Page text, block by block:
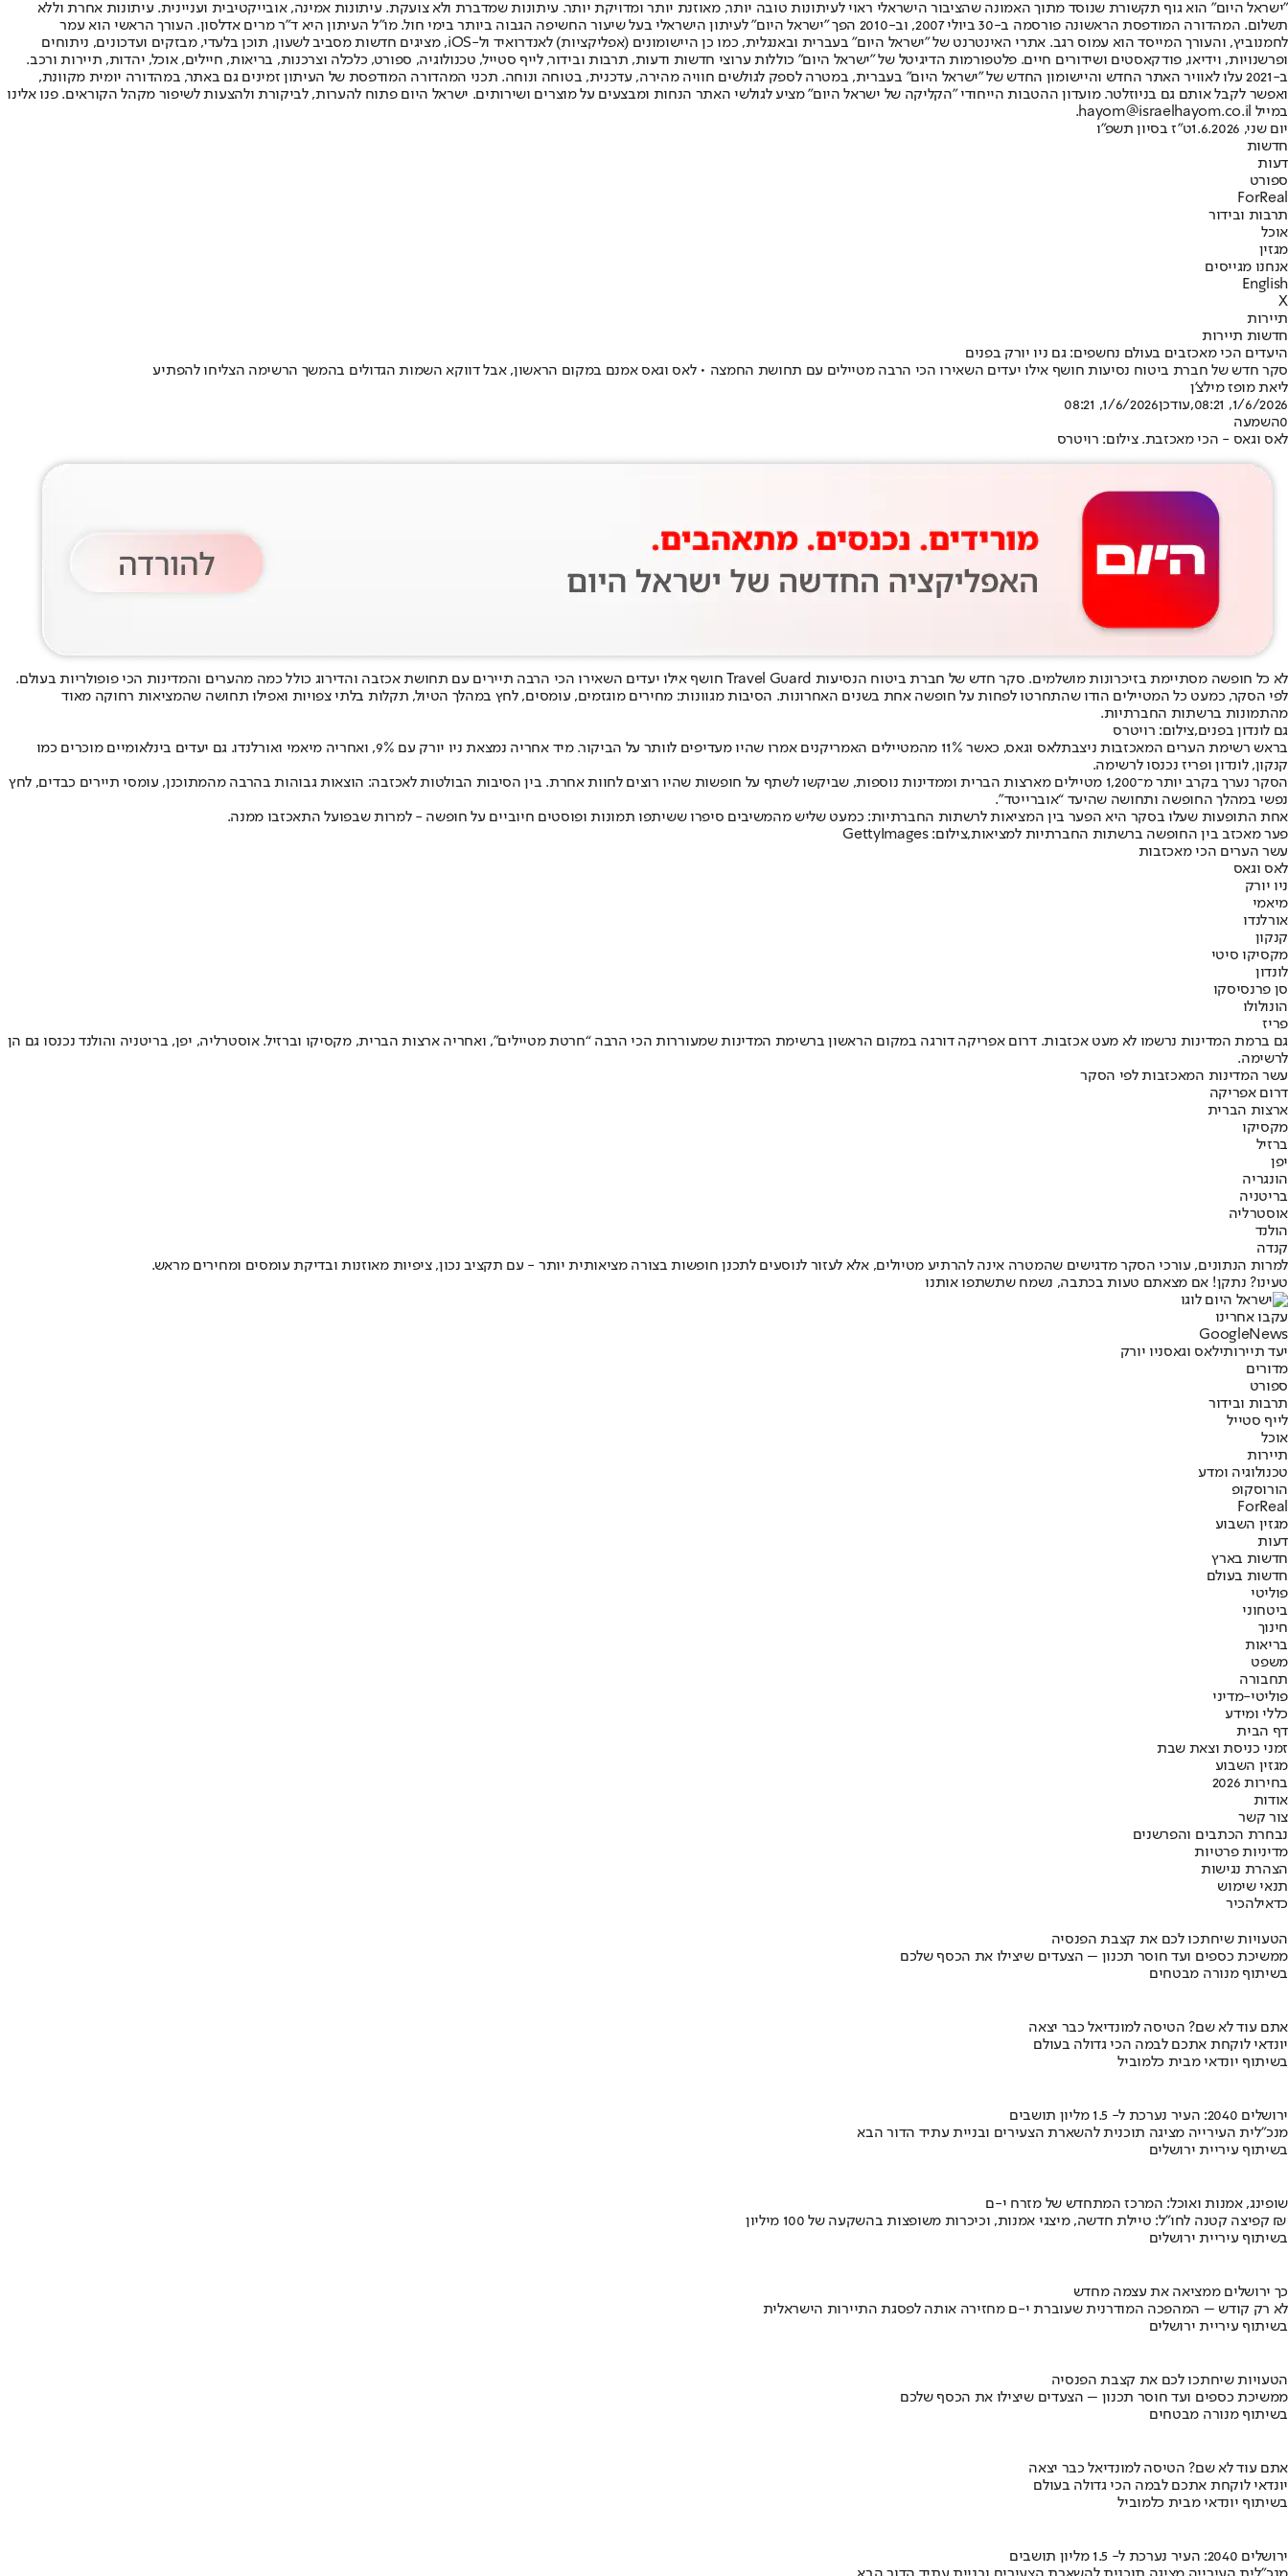
"ישראל היום" הוא גוף תקשורת שנוסד מתוך האמונה שהציבור הישראלי ראוי לעיתונות טובה יותר, מאוזנת יותר ומדויקת יותר. עיתונות שמדברת ולא צועקת. עיתונות אמינה, אובייקטיבית ועניינית. עיתונות אחרת וללא
תשלום. המהדורה המודפסת הראשונה פורסמה ב-30 ביולי 2007, וב-2010 הפך "ישראל היום" לעיתון הישראלי בעל שיעור החשיפה הגבוה ביותר בימי חול. מו"ל העיתון היא ד"ר מרים אדלסון. העורך הראשי הוא עמר
לחמנוביץ, והעורך המייסד הוא עמוס רגב. אתרי האינטרנט של "ישראל היום" בעברית ובאנגלית, כמו כן היישומונים (אפליקציות) לאנדרואיד ול-iOS, מציגים חדשות מסביב לשעון, תוכן בלעדי, מבזקים ועדכונים, ניתוחים
ופרשנויות, וידיאו, פודקאסטים ושידורים חיים. פלטפורמות הדיגיטל של "ישראל היום" כוללות ערוצי חדשות ודעות, תרבות ובידור, לייף סטייל, טכנולוגיה, ספורט, כלכלה וצרכנות, בריאות, חיילים, אוכל, יהדות, תיירות ורכב.
ב-2021 עלו לאוויר האתר החדש והיישומון החדש של "ישראל היום" בעברית, במטרה לספק לגולשים חוויה מהירה, עדכנית, בטוחה ונוחה. תכני המהדורה המודפסת של העיתון זמינים גם באתר, במהדורה יומית מקוונת,
ואפשר לקבל אותם גם בניוזלטר. מועדון ההטבות הייחודי "הקליקה של ישראל היום" מציע לגולשי האתר הנחות ומבצעים על מוצרים ושירותים. ישראל היום פתוח להערות, לביקורת ולהצעות לשיפור מקהל הקוראים. פנו אלינו
במייל hayom@israelhayom.co.il.
יום שני, 1.6.2026
ט"ז בסיון תשפ"ו
חדשות
דעות
ספורט
ForReal
תרבות ובידור
אוכל
מגזין
אנחנו מגייסים
English
X
תיירות
חדשות תיירות
היעדים הכי מאכזבים בעולם נחשפים: גם ניו יורק בפנים
סקר חדש של חברת ביטוח נסיעות חושף אילו יעדים השאירו הכי הרבה מטיילים עם תחושת החמצה • לאס וגאס אמנם במקום הראשון, אבל דווקא השמות הגדולים בהמשך הרשימה הצליחו להפתיע
ליאת מופז מילצ'ן
1/6/2026, 08:21
,עודכן1/6/2026, 08:21
0השמעה
לאס וגאס - הכי מאכזבת. צילום: רויטרס
לא כל חופשה מסתיימת בזיכרונות מושלמים. סקר חדש של חברת ביטוח הנסיעות Travel Guard חושף אילו יעדים השאירו הכי הרבה תיירים עם תחושת אכזבה והדירוג כולל כמה מהערים והמדינות הכי פופולריות בעולם.
לפי הסקר, כמעט כל המטיילים הודו שהתחרטו לפחות על חופשה אחת בשנים האחרונות. הסיבות מגוונות: מחירים מוגזמים, עומסים, לחץ במהלך הטיול, תקלות בלתי צפויות ואפילו תחושה שהמציאות רחוקה מאוד
מהתמונות ברשתות החברתיות.
גם לונדון בפנים,צילום: רויטרס
בראש רשימת הערים המאכזבות ניצבתלאס וגאס
, כאשר 11% מהמטיילים האמריקנים אמרו שהיו מעדיפים לוותר על הביקור. מיד אחריה נמצאת ניו יורק עם 9%, ואחריה מיאמי ואורלנדו. גם יעדים בינלאומיים מוכרים כמו
קנקון, לונדון ופריז נכנסו לרשימה.
הסקר נערך בקרב יותר מ־1,200 מטיילים מארצות הברית וממדינות נוספות, שביקשו לשתף על חופשות שהיו רוצים לחוות אחרת. בין הסיבות הבולטות לאכזבה: הוצאות גבוהות בהרבה מהמתוכנן, עומסי תיירים כבדים, לחץ
נפשי במהלך החופשה ותחושה שהיעד “אוברייטד”.
אחת התופעות שעלו בסקר היא הפער בין המציאות לרשתות החברתיות: כמעט שליש מהמשיבים סיפרו ששיתפו תמונות ופוסטים חיוביים על חופשה - למרות שבפועל התאכזבו ממנה.
פער מאכזב בין החופשה ברשתות החברתיות למציאות,צילום: GettyImages
עשר הערים הכי מאכזבות
לאס וגאס
ניו יורק
מיאמי
אורלנדו
קנקון
מקסיקו סיטי
לונדון
סן פרנסיסקו
הונולולו
פריז
גם ברמת המדינות נרשמו לא מעט אכזבות. דרום אפריקה דורגה במקום הראשון ברשימת המדינות שמעוררות הכי הרבה “חרטת מטיילים”, ואחריה ארצות הברית, מקסיקו וברזיל. אוסטרליה, יפן, בריטניה והולנד נכנסו גם הן
לרשימה.
עשר המדינות המאכזבות לפי הסקר
דרום אפריקה
ארצות הברית
מקסיקו
ברזיל
יפן
הונגריה
בריטניה
אוסטרליה
הולנד
קנדה
למרות הנתונים, עורכי הסקר מדגישים שהמטרה אינה להרתיע מטיולים, אלא לעזור לנוסעים לתכנן חופשות בצורה מציאותית יותר - עם תקציב נכון, ציפיות מאוזנות ובדיקת עומסים ומחירים מראש.
טעינו? נתקן! אם מצאתם טעות בכתבה, נשמח שתשתפו אותנו
עקבו אחרינו
Googl eNews
יעד תיירותילאס וגאסניו יורק
מדורים
ספורט
תרבות ובידור
לייף סטייל
אוכל
תיירות
טכנולוגיה ומדע
הורוסקופ
ForReal
מגזין השבוע
דעות
חדשות בארץ
חדשות בעולם
פוליטי
ביטחוני
חינוך
בריאות
משפט
תחבורה
פוליטי-מדיני
כללי ומידע
דף הבית
זמני כניסת וצאת שבת
מגזין השבוע
בחירות 2026
אודות
צור קשר
נבחרת הכתבים והפרשנים
מדיניות פרטיות
הצהרת נגישות
תנאי שימוש
כדאילהכיר
הטעויות שיחתכו לכם את קצבת הפנסיה
ממשיכת כספים ועד חוסר תכנון – הצעדים שיצילו את הכסף שלכם
בשיתוף מנורה מבטחים
אתם עוד לא שם? הטיסה למונדיאל כבר יצאה
יונדאי לוקחת אתכם לבמה הכי גדולה בעולם
בשיתוף יונדאי מבית כלמוביל
ירושלים 2040: העיר נערכת ל- 1.5 מליון תושבים
מנכ"לית העירייה מציגה תוכנית להשארת הצעירים ובניית עתיד הדור הבא
בשיתוף עיריית ירושלים
שופינג, אמנות ואוכל: המרכז המתחדש של מזרח י-ם
קפיצה קטנה לחו"ל: טיילת חדשה, מיצגי אמנות, וכיכרות משופצות בהשקעה של 100 מיליון ₪
בשיתוף עיריית ירושלים
כך ירושלים ממציאה את עצמה מחדש
לא רק קודש – המהפכה המודרנית שעוברת י-ם מחזירה אותה לפסגת התיירות הישראלית
בשיתוף עיריית ירושלים
הטעויות שיחתכו לכם את קצבת הפנסיה
ממשיכת כספים ועד חוסר תכנון – הצעדים שיצילו את הכסף שלכם
בשיתוף מנורה מבטחים
אתם עוד לא שם? הטיסה למונדיאל כבר יצאה
יונדאי לוקחת אתכם לבמה הכי גדולה בעולם
בשיתוף יונדאי מבית כלמוביל
ירושלים 2040: העיר נערכת ל- 1.5 מליון תושבים